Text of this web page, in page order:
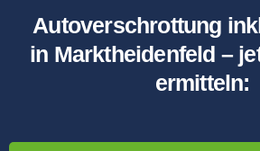
Autoverschrottung
in Marktheidenfeld –
ermitteln: